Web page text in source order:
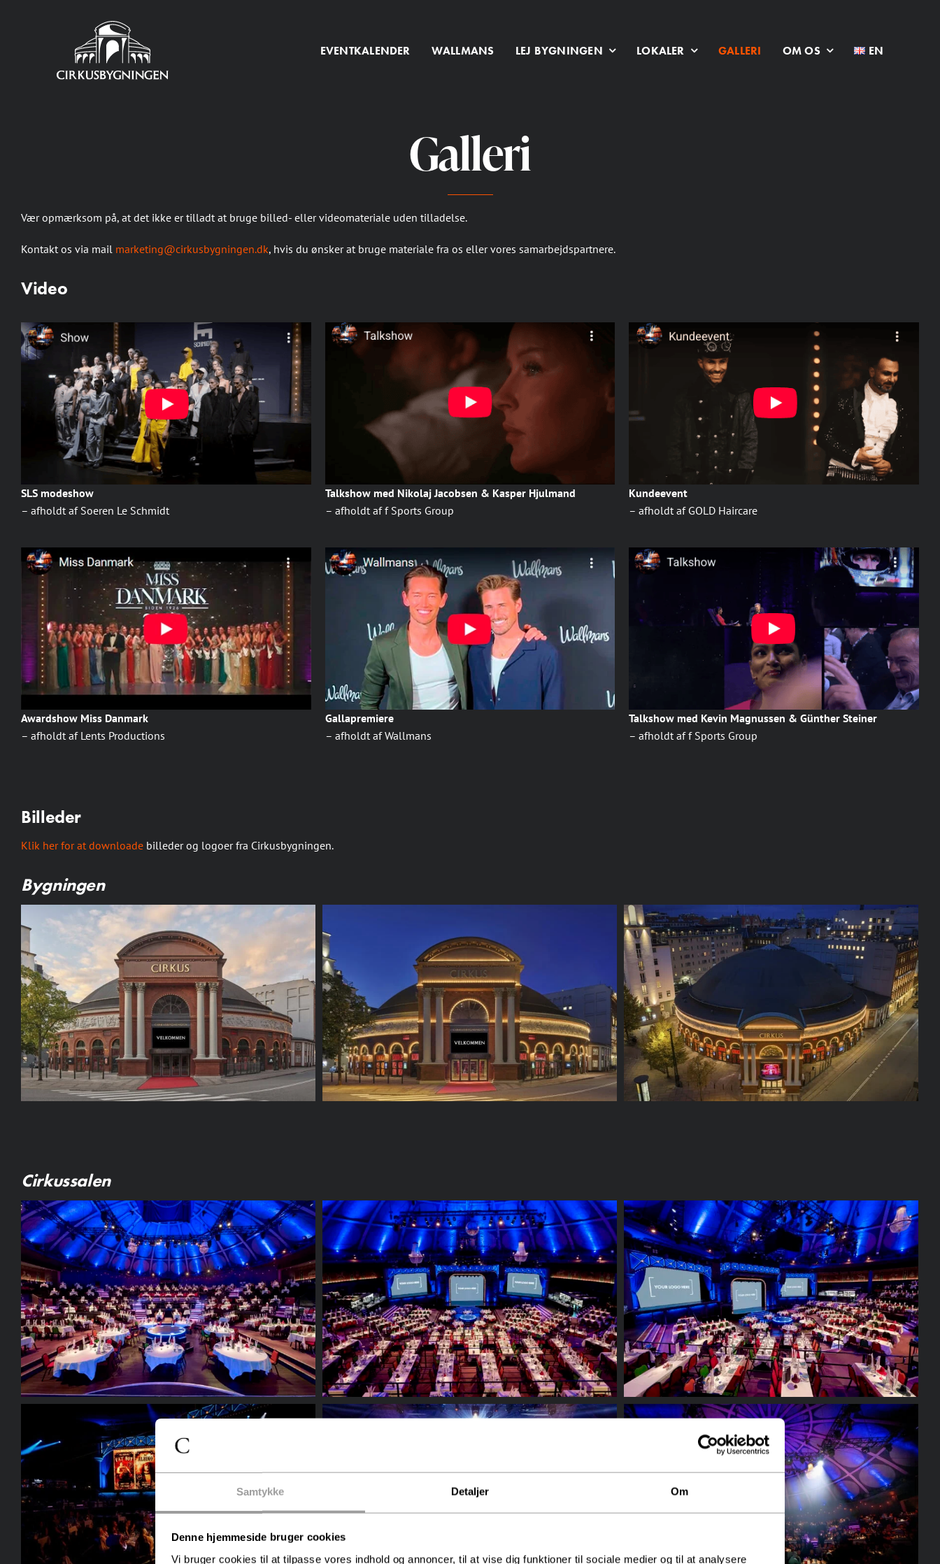
Samtykke Detaljer Om
Denne hjemmeside bruger cookies
Vi bruger cookies til at tilpasse vores indhold og annoncer, til at vise dig funktioner til sociale medier og til at analysere
EVENTKALENDER WALLMANS LEJ BYGNINGEN LOKALER GALLERI OM OS EN
Galleri
Vær opmærksom på, at det ikke er tilladt at bruge billed- eller videomateriale uden tilladelse.
Kontakt os via mail marketing@cirkusbygningen.dk, hvis du ønsker at bruge materiale fra os eller vores samarbejdspartnere.
Video
SLS modeshow
– afholdt af Soeren Le Schmidt
Talkshow med Nikolaj Jacobsen & Kasper Hjulmand
– afholdt af f Sports Group
Kundeevent
– afholdt af GOLD Haircare
Awardshow Miss Danmark
– afholdt af Lents Productions
Gallapremiere
– afholdt af Wallmans
Talkshow med Kevin Magnussen & Günther Steiner
– afholdt af f Sports Group
Billeder
Klik her for at downloade billeder og logoer fra Cirkusbygningen.
Bygningen
Cirkussalen